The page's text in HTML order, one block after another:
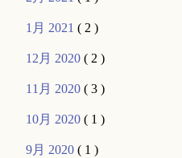
1月 2021( 2 )
12月 2020( 2 )
11月 2020( 3 )
10月 2020( 1 )
9月 2020( 1 )